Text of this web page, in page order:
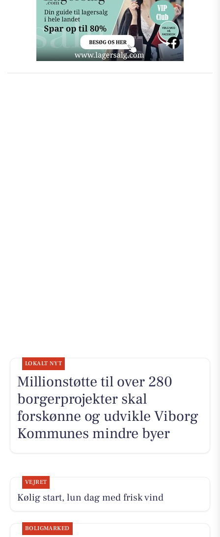
LOKALT NYT
Millionstøtte til over 280
borgerprojekter skal
forskønne og udvikle Viborg
Kommunes mindre byer
VEJRET
Kølig start, lun dag med frisk vind
BOLIGMARKED